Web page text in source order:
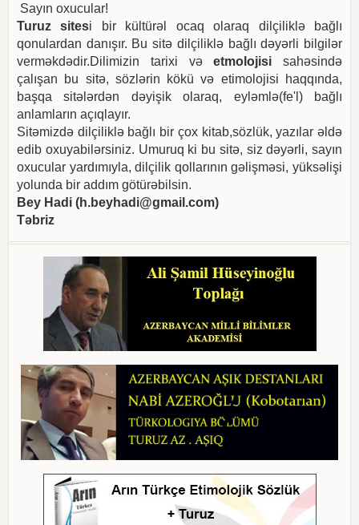
Sayın oxucular!
Turuz sitesi bir kültürəl ocaq olaraq dilçiliklə bağlı
qonulardan danışır. Bu sitə dilçiliklə bağlı dəyərli bilgilər
verməkdədir.Dilimizin tarixi vəetmolojisi sahəsində
çalışan bu sitə, sözlərin kökü və etimolojisi haqqında,
başqa sitələrdən dəyişik olaraq, eyləmlə(fe'l) bağlı
anlamların açıqlayır.
Sitəmizdə dilçiliklə bağlı bir çox kitab,sözlük, yazılar əldə
edib oxuyabilərsiniz. Umuruq ki bu sitə, siz dəyərli, sayın
oxucular yardımıyla, dilçilik qollarının gəlişməsi, yüksəlişi
yolunda bir addım götürəbilsin.
Bey Hadi (h.beyhadi@gmail.com)
Təbriz